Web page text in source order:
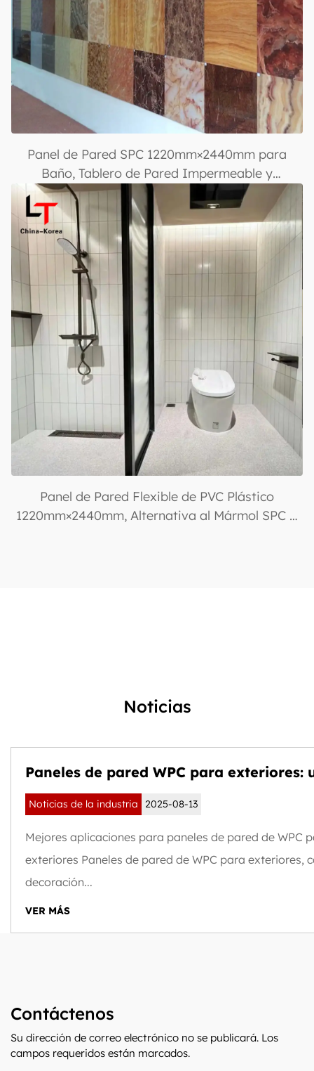
Panel de Pared SPC 1220mm×2440mm para
Baño, Tablero de Pared Impermeable y
Resistente a Llamas, Paneles Decorativos UV
Ecológicos para Interiores
Panel de Pared Flexible de PVC Plástico
1220mm×2440mm, Alternativa al Mármol SPC &
Noticias
Paneles de pared WPC para exteriores:
nueva tendencia en exteriores de
resistentes a la intemperie y sostenibles
Noticias de la industria 2025-08-13
Mejores aplicaciones para paneles de pared de WPC
exteriores Paneles de pared de WPC para exteriores,
decoración...
VER MÁS
Contáctenos
Su dirección de correo electrónico no se publicará. Los
campos requeridos están marcados.